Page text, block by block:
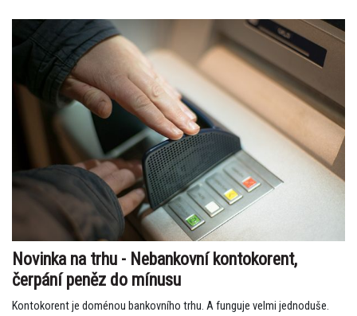
Novinka na trhu - Nebankovní kontokorent,
čerpání peněz do mínusu
Kontokorent je doménou bankovního trhu. A funguje velmi jednoduše.